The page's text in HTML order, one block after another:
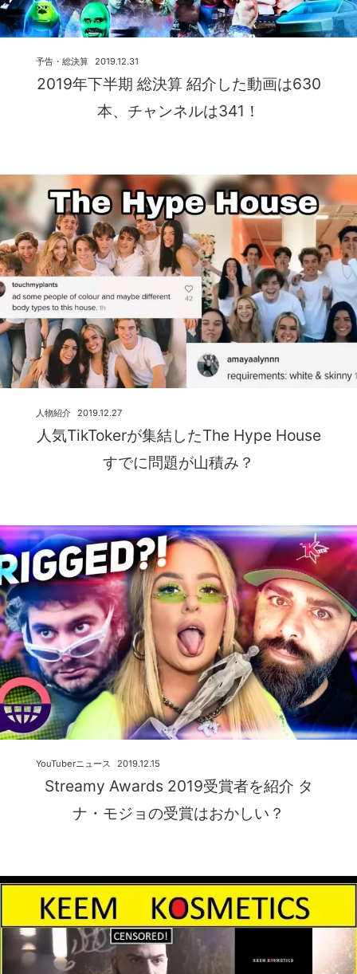
2019年下半期 総決算 紹介した動画は630
本、チャンネルは341！
2019.12.31
予告・総決算
人気TikTokerが集結したThe Hype House
すでに問題が山積み？
2019.12.27
人物紹介
Streamy Awards 2019受賞者を紹介 タ
ナ・モジョの受賞はおかしい？
2019.12.15
YouTuberニュース